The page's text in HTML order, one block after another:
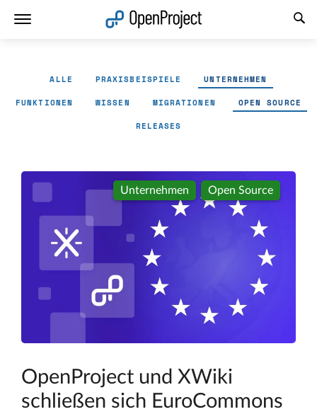
ALLE PRAXISBEISPIELE UNTERNEHMEN
FUNKTIONEN WISSEN MIGRATIONEN OPEN SOURCE
RELEASES
Unternehmen Open Source
OpenProject und XWiki
schließen sich EuroCommons
Link in neuem Tab öffnen